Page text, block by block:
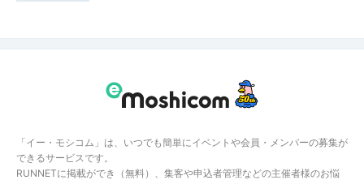
「イー・モシコム」は、いつでも簡単にイベントや会員・メンバーの募集が
できるサービスです。
RUNNETに掲載ができ（無料）、集客や申込者管理などの主催者様のお悩